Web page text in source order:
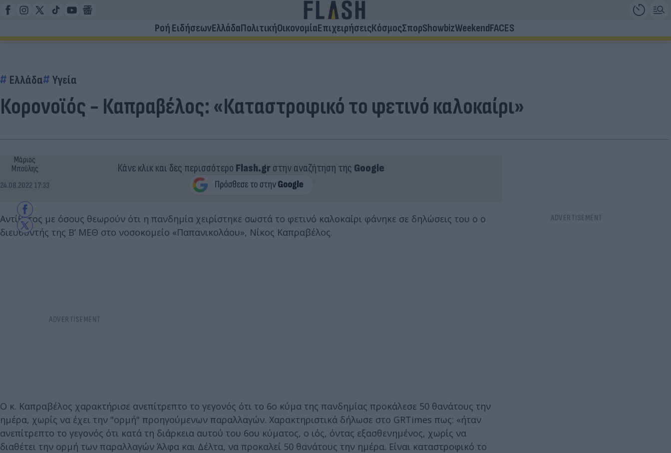
Ροή ΕιδήσεωνΕλλάδαΠολιτικήΟικονομίαΕπιχειρήσειςΚόσμοςΣπορShowbizWeekendFACES
Ελλάδα Υγεία
Κορονοϊός - Καπραβέλος: «Καταστροφικό το φετινό καλοκαίρι»
Μάριος
Μπούλης
24.08.2022 17:33
Κάνε κλικ και δες περισσότερο Flash.grστην αναζήτηση της Google
Αντίθετος με όσους θεωρούν ότι η πανδημία χειρίστηκε σωστά το φετινό καλοκαίρι φάνηκε σε δηλώσεις του ο ο
διευθυντής της Β’ ΜΕΘ στο νοσοκομείο «Παπανικολάου», Νίκος Καπραβέλος.
Ο κ. Καπραβέλος χαρακτήρισε ανεπίτρεπτο το γεγονός ότι το 6ο κύμα της πανδημίας προκάλεσε 50 θανάτους την
ημέρα, χωρίς να έχει την "ορμή" προηγούμενων παραλλαγών. Χαρακτηριστικά δήλωσε στο GRTimes πως: «ήταν
ανεπίτρεπτο το γεγονός ότι κατά τη διάρκεια αυτού του 6ου κύματος, ο ιός, όντας εξασθενημένος, χωρίς να
διαθέτει την ορμή των παραλλαγών Άλφα και Δέλτα, να προκαλεί 50 θανάτους την ημέρα. Είναι καταστροφικό το